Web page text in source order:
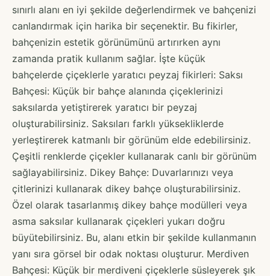
sınırlı alanı en iyi şekilde değerlendirmek ve bahçenizi
canlandırmak için harika bir seçenektir. Bu fikirler,
bahçenizin estetik görünümünü artırırken aynı
zamanda pratik kullanım sağlar. İşte küçük
bahçelerde çiçeklerle yaratıcı peyzaj fikirleri: Saksı
Bahçesi: Küçük bir bahçe alanında çiçeklerinizi
saksılarda yetiştirerek yaratıcı bir peyzaj
oluşturabilirsiniz. Saksıları farklı yüksekliklerde
yerleştirerek katmanlı bir görünüm elde edebilirsiniz.
Çeşitli renklerde çiçekler kullanarak canlı bir görünüm
sağlayabilirsiniz. Dikey Bahçe: Duvarlarınızı veya
çitlerinizi kullanarak dikey bahçe oluşturabilirsiniz.
Özel olarak tasarlanmış dikey bahçe modülleri veya
asma saksılar kullanarak çiçekleri yukarı doğru
büyütebilirsiniz. Bu, alanı etkin bir şekilde kullanmanın
yanı sıra görsel bir odak noktası oluşturur. Merdiven
Bahçesi: Küçük bir merdiveni çiçeklerle süsleyerek şık